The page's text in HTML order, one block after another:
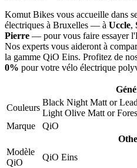
Komut Bikes vous accueille dans
électriques à Bruxelles — à Uccle,
Pierre — pour vous faire essayer
Nos experts vous aideront à
la gamme QiO Eins. Profitez de
0% pour votre vélo électrique
Couleurs
Black Night Matt or
Light Olive Matt or
Marque
QiO
Modèle
QiO
QiO Eins